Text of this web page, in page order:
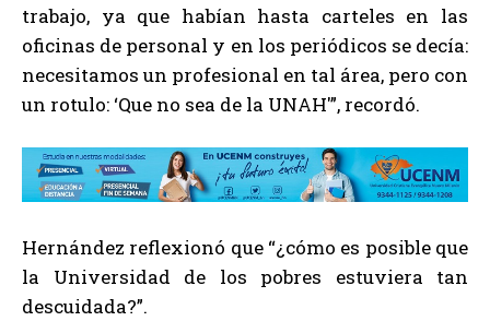
trabajo, ya que habían hasta carteles en las
oficinas de personal y en los periódicos se decía:
necesitamos un profesional en tal área, pero con
un rotulo: ‘Que no sea de la UNAH'”, recordó.
Hernández reflexionó que “¿cómo es posible que
la Universidad de los pobres estuviera tan
descuidada?”.